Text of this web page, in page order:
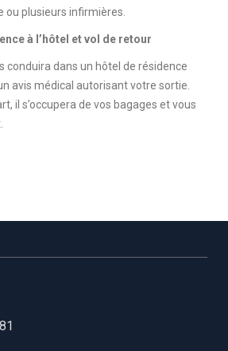
ou plusieurs infirmières.
à l’hôtel et vol de retour
conduira dans un hôtel de résidence
avis médical autorisant votre sortie.
il s’occupera de vos bagages et vous